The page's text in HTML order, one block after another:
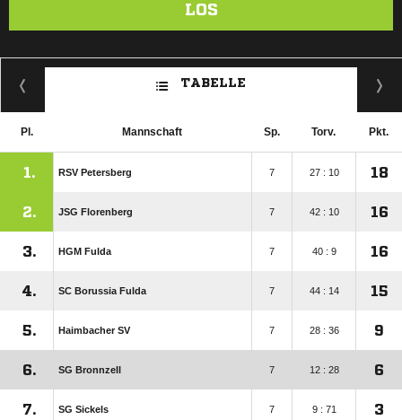
LOS
TABELLE
Pl. Mannschaft Sp. Torv. Pkt.
1. RSV Petersberg 7 27 : 10 18
2. JSG Florenberg 7 42 : 10 16
3. HGM Fulda 7 40 : 9 16
4. SC Borussia Fulda 7 44 : 14 15
5. Haimbacher SV 7 28 : 36 9
6. SG Bronnzell 7 12 : 28 6
7. SG Sickels 7 9 : 71 3